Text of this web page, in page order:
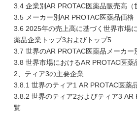
3.4 企業別AR PROTAC医薬品販売高（
3.5 メーカー別AR PROTAC医薬品価格
3.6 2025年の売上高に基づく世界市場
薬品企業トップ3およびトップ5
3.7 世界のAR PROTAC医薬品メーカー
3.8 世界市場におけるAR PROTAC医薬
2、ティア3の主要企業
3.8.1 世界のティア1 AR PROTAC医薬
3.8.2 世界のティア2およびティア3 AR
覧